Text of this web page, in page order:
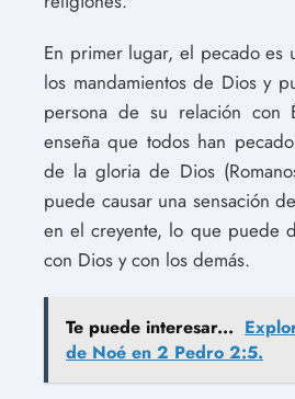
En primer lugar, el pecado es
los mandamientos de Dios y
persona de su relación con
enseña que todos han
de la gloria de Dios
puede causar una sensación
en el creyente, lo que puede
con Dios y con los demás.
Te puede interesar...
de Noé en 2 Pedro 2:5.